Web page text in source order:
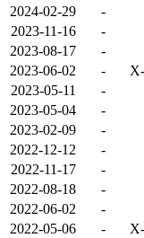
2024-02-29
-
2023-11-16
-
2023-08-17
-
2023-06-02
-
2023-05-11
-
2023-05-04
-
2023-02-09
-
2022-12-12
-
2022-11-17
-
2022-08-18
-
2022-06-02
-
2022-05-06
-